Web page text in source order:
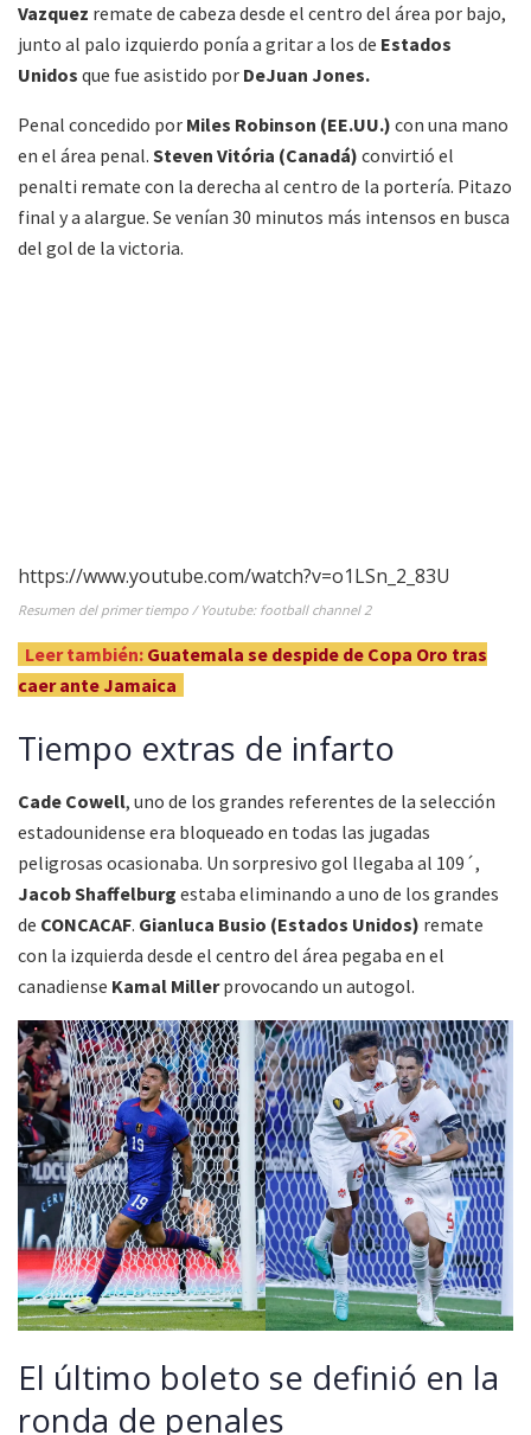
Vazquez remate de cabeza desde el centro del área por bajo,
junto al palo izquierdo ponía a gritar a los de Estados
Unidos que fue asistido por DeJuan Jones.
Penal concedido por Miles Robinson (EE.UU.) con una mano
en el área penal. Steven Vitória (Canadá) convirtió el
penalti remate con la derecha al centro de la portería. Pitazo
final y a alargue. Se venían 30 minutos más intensos en busca
del gol de la victoria.
https://www.youtube.com/watch?v=o1LSn_2_83U
Resumen del primer tiempo / Youtube: football channel 2
Leer también: Guatemala se despide de Copa Oro tras
caer ante Jamaica
Tiempo extras de infarto
Cade Cowell, uno de los grandes referentes de la selección
estadounidense era bloqueado en todas las jugadas
peligrosas ocasionaba. Un sorpresivo gol llegaba al 109´,
Jacob Shaffelburg estaba eliminando a uno de los grandes
de CONCACAF. Gianluca Busio (Estados Unidos) remate
con la izquierda desde el centro del área pegaba en el
canadiense Kamal Millerprovocando un autogol.
El último boleto se definió en la
ronda de penales